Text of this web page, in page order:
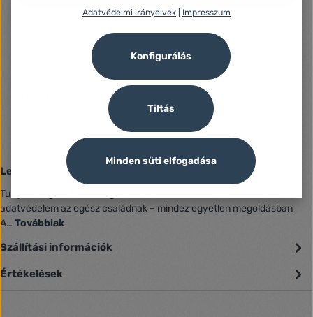
Norton360DELUXE50GB
Leírás
Tulajdonságok: Többrétegű védelem eszközei számára és online
adatvédelem az egész családnak – mindez egyetlen megoldásban
A… Továbbiak
Szállítási információk
Értékelések
Adatvédelmi irányelvek
Impresszum
Tiltás
Konfigurálás
Minden süti elfogadása